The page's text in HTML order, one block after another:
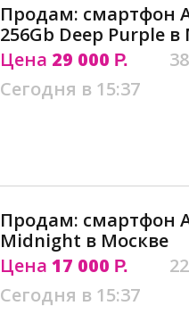
Продам: смартфон
256Gb Deep Purple
Цена 29 000 Р.
Сегодня в 15:37
Продам: смартфон
Midnight в Москве
Цена 17 000 Р.
Сегодня в 15:37